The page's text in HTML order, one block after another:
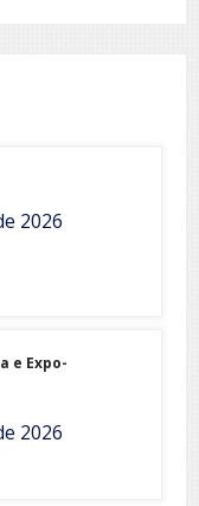
2026
e Expo-
2026